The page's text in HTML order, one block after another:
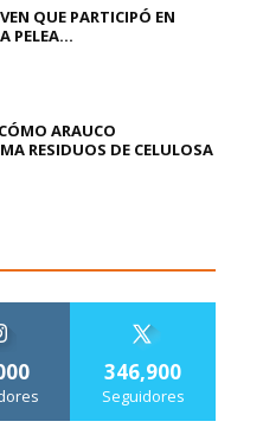
QUE PARTICIPÓ EN
PELEA...
ARAUCO
RESIDUOS DE CELULOSA
346,900
Seguidores